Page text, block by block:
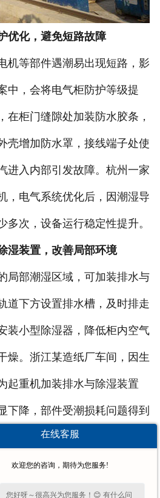
优化，避免短路故障
等部件遇潮易出现短路，影
中，会将电气柜防护等级提
在柜门缝隙处加装防水胶条，
壳增加防水罩，接线端子处使
进入内部引发故障。杭州一家
，电气系统优化后，因潮湿导
多次，设备运行稳定性提升。
湿装置，改善局部环境
部潮湿区域，可加装排水与
道下方设置排水槽，及时排走
装小型除湿器，降低柜内空气
燥。浙江某造纸厂车间，因生
起重机加装排水与除湿装置
下降，部件受潮损耗问题得到
、环境改善三方面升级，浙
的损耗问题得到有效控制，帮
在线客服
欢迎您的咨询，期待为您服务!
您好呀～很高兴为您服务！😊 有什么问